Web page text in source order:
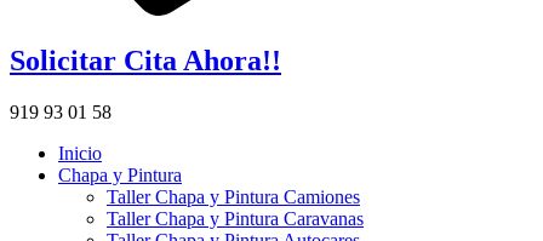
Solicitar Cita Ahora!!
919 93 01 58
Inicio
Chapa y Pintura
Taller Chapa y Pintura Camiones
Taller Chapa y Pintura Caravanas